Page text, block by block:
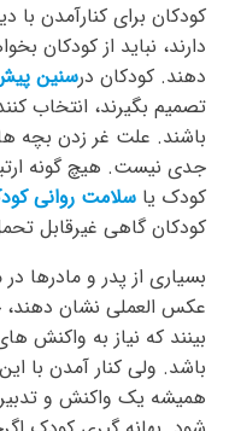
کودکان برای کنارآمدن با
دارند، نباید از کودکان
دهند. کودکان درسنین
تصمیم بگیرند، انتخاب
باشند. علت غر زدن بچه
جدی نیست. هیچ گونه
کودک یا سلامت روانی
کودکان گاهی غیرقابل
بسیاری از پدر و مادرها
عکس العملی نشان
بینند که نیاز به واکنش
باشد. ولی کنار آمدن با
همیشه یک واکنش و